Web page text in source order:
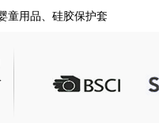
童用品、硅胶保护套